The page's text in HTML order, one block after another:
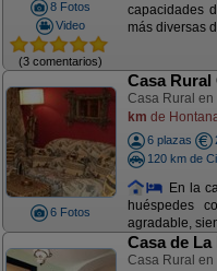
8 Fotos
Video
(3 comentarios)
capacidades
más diversas
6 Fotos
Casa Rural
Casa Rural en
km de
6 plazas
120 km de
En la
huéspedes
agradable,
Casa de La
Casa Rural en